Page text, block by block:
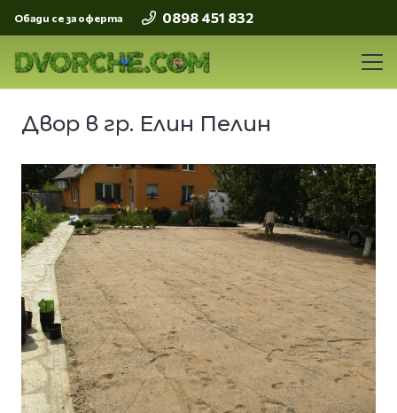
Обади се за оферта 0898 451 832
Двор в гр. Елин Пелин